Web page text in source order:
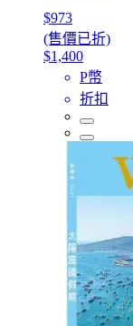
$973
(售價已折)
$1,400
P幣
折扣